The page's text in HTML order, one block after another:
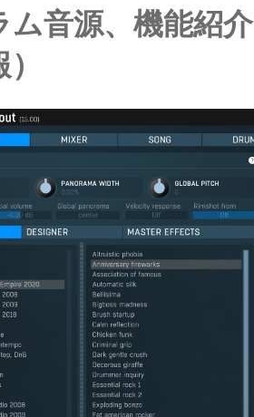
ム音源、機能紹